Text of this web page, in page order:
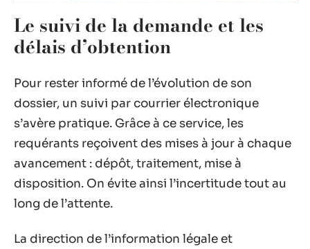
Le suivi de la demande et les
délais d’obtention
Pour rester informé de l’évolution de son
dossier, un suivi par courrier électronique
s’avère pratique. Grâce à ce service, les
requérants reçoivent des mises à jour à chaque
avancement : dépôt, traitement, mise à
disposition. On évite ainsi l’incertitude tout au
long de l’attente.
La direction de l’information légale et